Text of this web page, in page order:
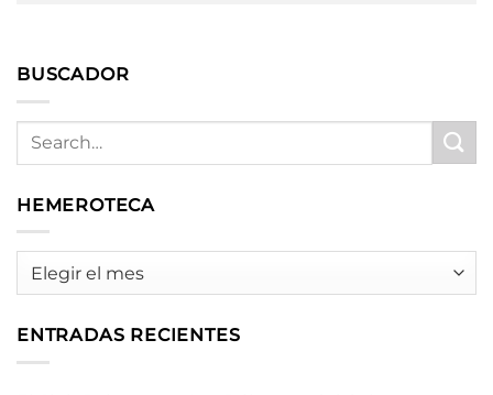
BUSCADOR
HEMEROTECA
HEMEROTECA
ENTRADAS RECIENTES